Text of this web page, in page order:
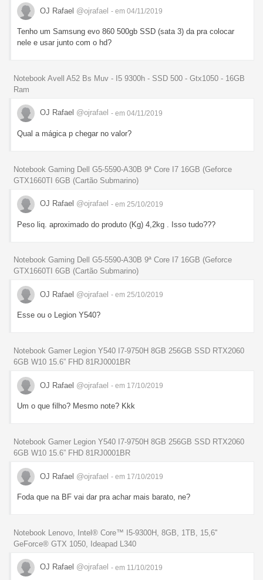
OJ Rafael @ojrafael - em 04/11/2019
Tenho um Samsung evo 860 500gb SSD (sata 3) da pra colocar
nele e usar junto com o hd?
Notebook Avell A52 Bs Muv - I5 9300h - SSD 500 - Gtx1050 - 16GB
Ram
OJ Rafael @ojrafael - em 04/11/2019
Qual a mágica p chegar no valor?
Notebook Gaming Dell G5-5590-A30B 9ª Core I7 16GB (Geforce
GTX1660TI 6GB (Cartão Submarino)
OJ Rafael @ojrafael - em 25/10/2019
Peso liq. aproximado do produto (Kg) 4,2kg . Isso tudo???
Notebook Gaming Dell G5-5590-A30B 9ª Core I7 16GB (Geforce
GTX1660TI 6GB (Cartão Submarino)
OJ Rafael @ojrafael - em 25/10/2019
Esse ou o Legion Y540?
Notebook Gamer Legion Y540 I7-9750H 8GB 256GB SSD RTX2060
6GB W10 15.6” FHD 81RJ0001BR
OJ Rafael @ojrafael - em 17/10/2019
Um o que filho? Mesmo note? Kkk
Notebook Gamer Legion Y540 I7-9750H 8GB 256GB SSD RTX2060
6GB W10 15.6” FHD 81RJ0001BR
OJ Rafael @ojrafael - em 17/10/2019
Foda que na BF vai dar pra achar mais barato, ne?
Notebook Lenovo, Intel® Core™ I5-9300H, 8GB, 1TB, 15,6''
GeForce® GTX 1050, Ideapad L340
OJ Rafael @ojrafael - em 11/10/2019